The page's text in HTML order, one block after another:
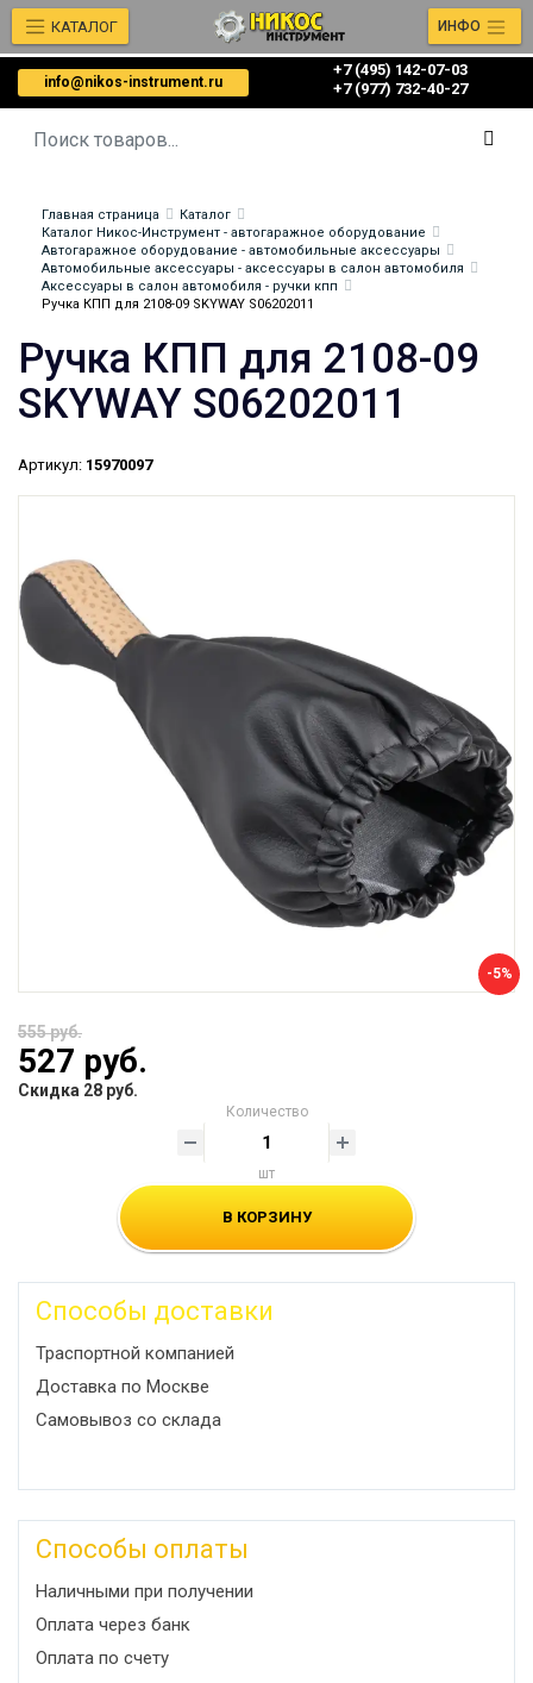
info@nikos-instrument.ru
+7 (495) 142-07-03
‎‎+7 (977) 732-40-27
КАТАЛОГ ИНФО
Главная страница
Каталог
Каталог Никос-Инструмент - автогаражное оборудование
Автогаражное оборудование - автомобильные аксессуары
Автомобильные аксессуары - аксессуары в салон автомобиля
Аксессуары в салон автомобиля - ручки кпп
Ручка КПП для 2108-09 SKYWAY S06202011
Ручка КПП для 2108-09
SKYWAY S06202011
Артикул: 15970097
-5%
555 руб.
527 руб.
Скидка 28 руб.
Количество
шт
В КОРЗИНУ
Способы доставки
Траспортной компанией
Доставка по Москве
Самовывоз со склада
Способы оплаты
Наличными при получении
Оплата через банк
Оплата по счету